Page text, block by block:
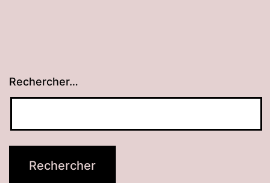
Rechercher…